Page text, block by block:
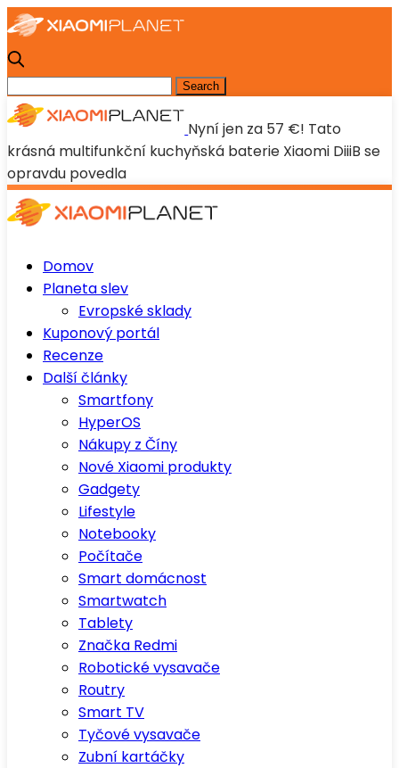
Nyní jen za 57 €! Tato
krásná multifunkční kuchyňská baterie Xiaomi DiiiB se
opravdu povedla
Domov
Planeta slev
Evropské sklady
Kuponový portál
Recenze
Další články
Smartfony
HyperOS
Nákupy z Číny
Nové Xiaomi produkty
Gadgety
Lifestyle
Notebooky
Počítače
Smart domácnost
Smartwatch
Tablety
Značka Redmi
Robotické vysavače
Routry
Smart TV
Tyčové vysavače
Zubní kartáčky